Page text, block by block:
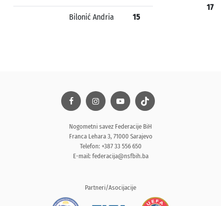
Bilonić Andria 15
17
Nogometni savez Federacije BiH
Franca Lehara 3, 71000 Sarajevo
Telefon: +387 33 556 650
E-mail: federacija@nsfbih.ba
Partneri/Asocijacije